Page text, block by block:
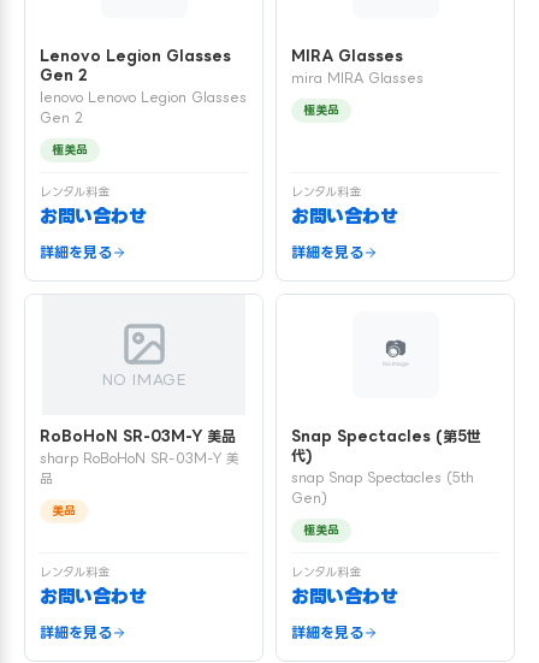
Lenovo Legion Glasses
Gen 2
lenovo Lenovo Legion Glasses
Gen 2
極美品
レンタル料金
お問い合わせ
詳細を見る
MIRA Glasses
mira MIRA Glasses
極美品
レンタル料金
お問い合わせ
詳細を見る
NO IMAGE
RoBoHoN SR-03M-Y 美品
sharp RoBoHoN SR-03M-Y 美
品
美品
レンタル料金
お問い合わせ
詳細を見る
Snap Spectacles (第5世
代)
snap Snap Spectacles (5th
Gen)
極美品
レンタル料金
お問い合わせ
詳細を見る